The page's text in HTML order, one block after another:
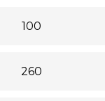
100
260